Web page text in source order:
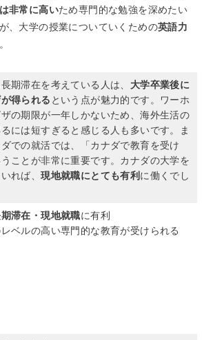
非常に高いため専門的な勉強を深めたい
、大学の授業についていくための英語力
期滞在を考えている人は、 大学卒業後に
得られる という点が魅力的です。ワーホ
ザの期限が一年しかないため、海外生活の
には短すぎると感じる人も多いです。ま
での就活では、「カナダで教育を受け
ことが非常に重要です。カナダの大学を
れば、現地就職にとても有利 に働くでし
滞在・現地就職に有利
ベルの高い専門的な教育が受けられる